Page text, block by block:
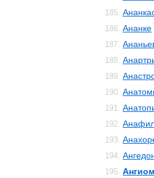
185.
186. Ананке
187.
188.
189.
190.
191.
192.
193.
194.
195.